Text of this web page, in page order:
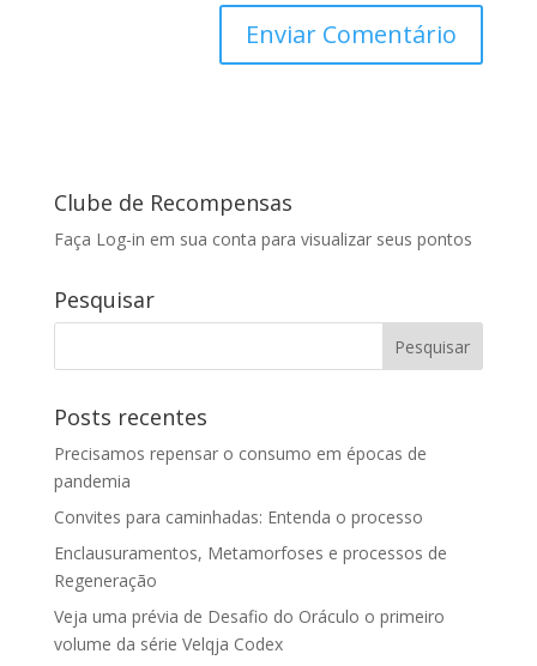
Clube de Recompensas
Faça Log-in em sua conta para visualizar seus pontos
Pesquisar
Posts recentes
Precisamos repensar o consumo em épocas de
pandemia
Convites para caminhadas: Entenda o processo
Enclausuramentos, Metamorfoses e processos de
Regeneração
Veja uma prévia de Desafio do Oráculo o primeiro
volume da série Velqja Codex